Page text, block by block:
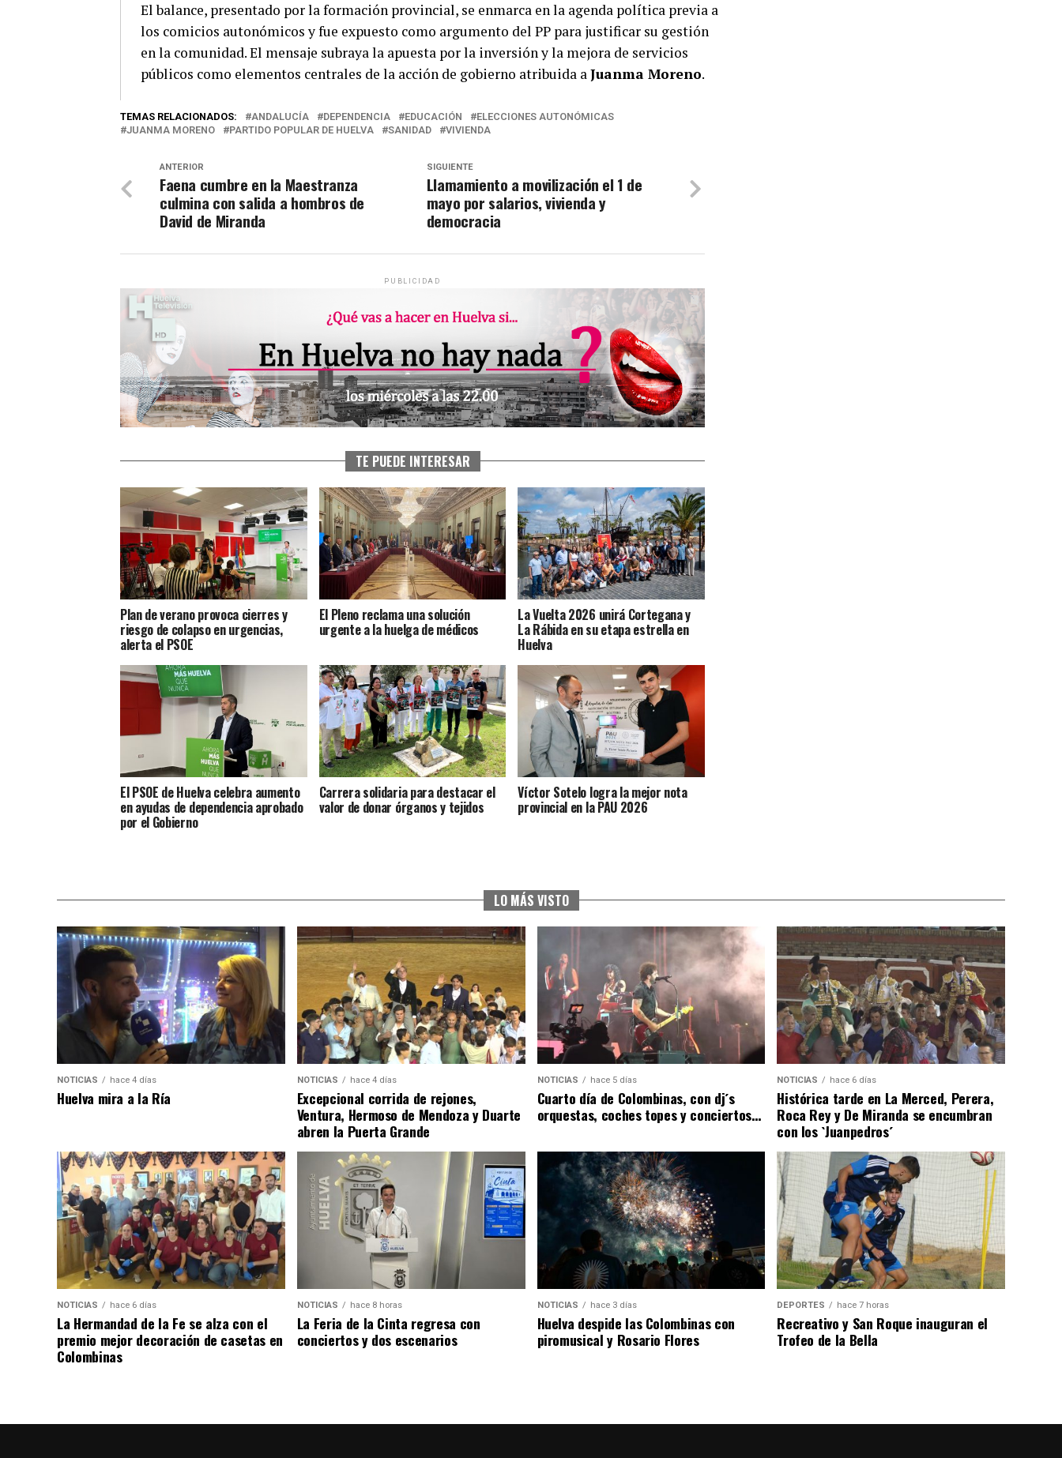
El balance, presentado por la formación provincial, se enmarca en la agenda política previa a
los comicios autonómicos y fue expuesto como argumento del PP para justificar su gestión
en la comunidad. El mensaje subraya la apuesta por la inversión y la mejora de servicios
públicos como elementos centrales de la acción de gobierno atribuida aJuanma Moreno.
TEMAS RELACIONADOS: ANDALUCÍA DEPENDENCIA EDUCACIÓN
ELECCIONES AUTONÓMICAS
JUANMA MORENO
PARTIDO POPULAR DE HUELVA SANIDAD VIVIENDA
SIGUIENTE
Llamamiento a movilización el 1 de
mayo por salarios, vivienda y
democracia
ANTERIOR
Faena cumbre en la Maestranza
culmina con salida a hombros de
David de Miranda
PUBLICIDAD
TE PUEDE INTERESAR
Plan de verano provoca cierres y
riesgo de colapso en urgencias,
alerta el PSOE
El Pleno reclama una solución
urgente a la huelga de médicos
La Vuelta 2026 unirá Cortegana y
La Rábida en su etapa estrella en
Huelva
El PSOE de Huelva celebra aumento
en ayudas de dependencia aprobado
por el Gobierno
Carrera solidaria para destacar el
valor de donar órganos y tejidos
Víctor Sotelo logra la mejor nota
provincial en la PAU 2026
LO MÁS VISTO
NOTICIAS hace 4 días
Huelva mira a la Ría
NOTICIAS hace 4 días
Excepcional corrida de rejones,
Ventura, Hermoso de Mendoza y Duarte
abren la Puerta Grande
NOTICIAS hace 5 días
Cuarto día de Colombinas, con dj´s
orquestas, coches topes y conciertos…
NOTICIAS hace 6 días
Histórica tarde en La Merced, Perera,
Roca Rey y De Miranda se encumbran
con los `Juanpedros´
NOTICIAS hace 6 días
La Hermandad de la Fe se alza con el
premio mejor decoración de casetas en
Colombinas
NOTICIAS hace 8 horas
La Feria de la Cinta regresa con
conciertos y dos escenarios
NOTICIAS hace 3 días
Huelva despide las Colombinas con
piromusical y Rosario Flores
DEPORTES hace 7 horas
Recreativo y San Roque inauguran el
Trofeo de la Bella